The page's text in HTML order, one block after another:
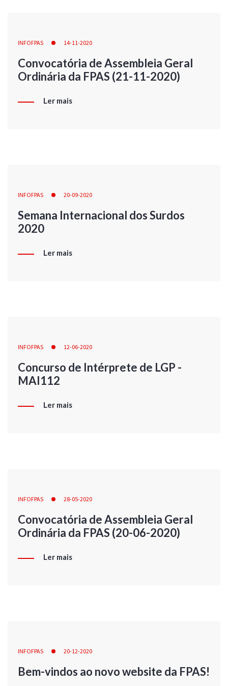
INFOFPAS 14-11-2020
Convocatória de Assembleia Geral
Ordinária da FPAS (21-11-2020)
Ler mais
INFOFPAS 20-09-2020
Semana Internacional dos Surdos
2020
Ler mais
INFOFPAS 12-06-2020
Concurso de Intérprete de LGP -
MAI112
Ler mais
INFOFPAS 28-05-2020
Convocatória de Assembleia Geral
Ordinária da FPAS (20-06-2020)
Ler mais
INFOFPAS 20-12-2020
Bem-vindos ao novo website da FPAS!